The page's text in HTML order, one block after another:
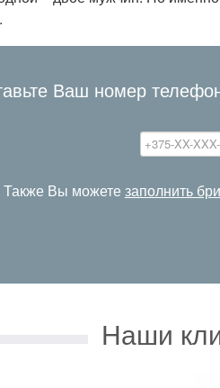
Ваш номер
Также Вы можете заполнить
Наши